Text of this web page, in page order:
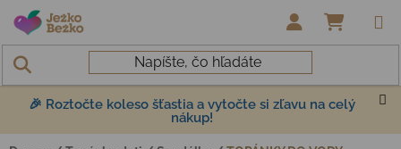
Prejsť na obsah
🎉 Roztočte koleso šťastia a vytočte si zľavu na celý
nákup!